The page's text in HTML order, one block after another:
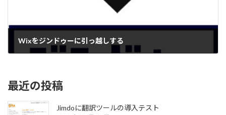
Wixをジンドゥーに引っ越しする
最近の投稿
Jimdoに翻訳ツールの導入テスト